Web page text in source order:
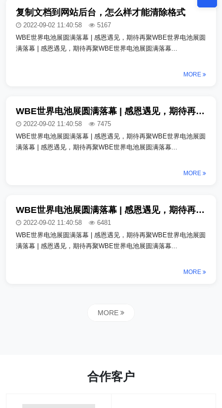
复制文档到网站后台，怎么样才能清除格式
2022-09-02 11:40:58
5167
WBE世界电池展圆满落幕 | 感恩遇见，期待再聚WBE世界电池展圆
满落幕 | 感恩遇见，期待再聚WBE世界电池展圆满落幕...
MORE
WBE世界电池展圆满落幕 | 感恩遇见，期待再聚_copy_copy
2022-09-02 11:40:58
7475
WBE世界电池展圆满落幕 | 感恩遇见，期待再聚WBE世界电池展圆
满落幕 | 感恩遇见，期待再聚WBE世界电池展圆满落幕...
MORE
WBE世界电池展圆满落幕 | 感恩遇见，期待再聚_copy
2022-09-02 11:40:58
6481
WBE世界电池展圆满落幕 | 感恩遇见，期待再聚WBE世界电池展圆
满落幕 | 感恩遇见，期待再聚WBE世界电池展圆满落幕...
MORE
MORE
合作客户